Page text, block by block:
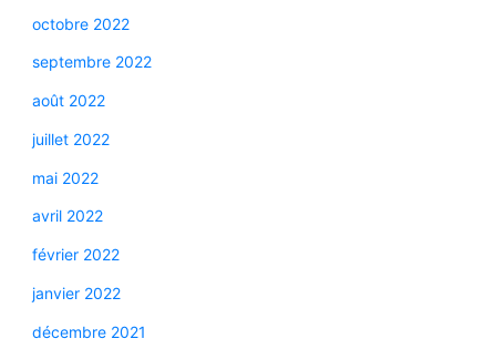
octobre 2022
septembre 2022
août 2022
juillet 2022
mai 2022
avril 2022
février 2022
janvier 2022
décembre 2021